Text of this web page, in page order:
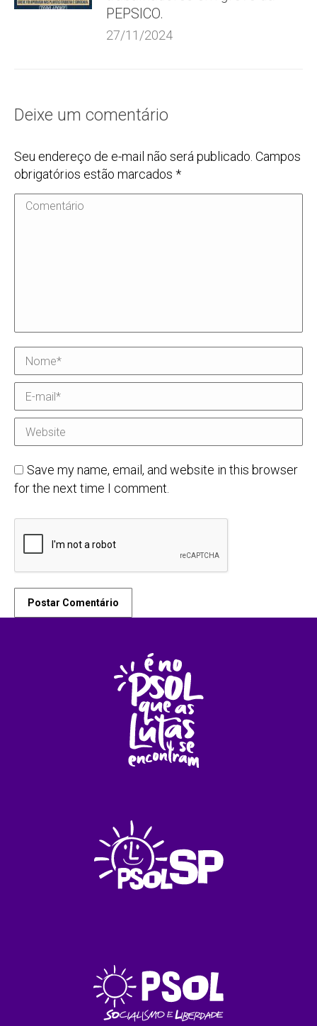
PEPSICO.
27/11/2024
Deixe um comentário
Seu endereço de e-mail não será publicado. Campos
obrigatórios estão marcados *
Comentário
Nome *
E-mail *
Website
Save my name, email, and website in this browser
for the next time I comment.
Postar Comentário